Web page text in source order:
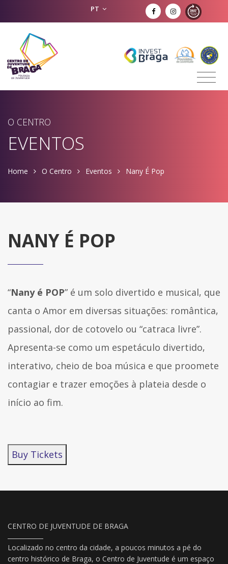
PT
O CENTRO
EVENTOS
Home O Centro Eventos Nany É Pop
NANY É POP
“Nany é POP” é um solo divertido e musical, que
canta o Amor em diversas situações: romântica,
passional, dor de cotovelo ou “catraca livre”.
Apresenta-se como um espetáculo divertido,
interativo, cheio de boa música e que proomete
contagiar e trazer emoções à plateia desde o
início ao fim.
Buy Tickets
CENTRO DE JUVENTUDE DE BRAGA
Localizado no centro da cidade, a poucos minutos a pé do
centro histórico de Braga, o Centro de Juventude é um espaço